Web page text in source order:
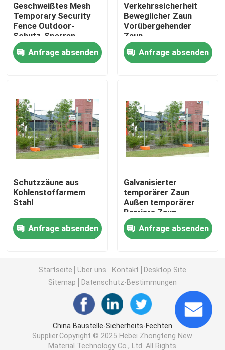
Qualitätskontrolle
Kontaktiere uns
Fechten der geschweißten Masche
3D schweißte Draht-Zaun
Doppeldrahtgeschweißter Zaun
Vorübergehender Sicherheitszaun
Röhrenstahlzaun
Flughafensicherheits-Fechten
Metallkettengliedzaun
Geschweißtes Mesh
Temporary Security
Fence Outdoor-
Schutz-Sperren-
Fechten
Anfrage absenden
Verkehrssicherheit
Beweglicher Zaun
Vorübergehender
Zaun
Pulverbeschichteter
Baustellzaun
Anfrage absenden
Schutzzäune aus
Kohlenstoffarmem
Stahl
Anfrage absenden
Galvanisierter
temporärer Zaun
Außen temporärer
Barriere Zaun
6ftx9.5FT
Anfrage absenden
Startseite Über uns Kontakt
Desktop Site
Sitemap
Datenschutz-Bestimmungen
China Baustelle-Sicherheits-Fechten
Supplier.Copyright © 2025 Hebei Zhongteng New
Material Technology Co., Ltd. All Rights